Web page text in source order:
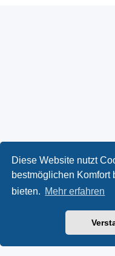
Diese Website nutzt
bestmöglichen Komfort
bieten. Mehr erfahren